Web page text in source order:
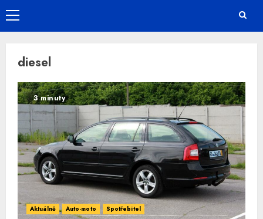
Primary
Menu
diesel
3 minuty
Aktuálně Auto-moto Spotřebitel